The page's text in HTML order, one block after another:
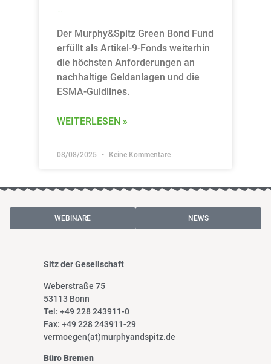
Der Murphy&Spitz Green Bond Fund
erfüllt als Artikel-9-Fonds weiterhin
die höchsten Anforderungen an
nachhaltige Geldanlagen und die
ESMA-Guidlines.
WEITERLESEN »
08/08/2025 Keine Kommentare
WEBINARE NEWS
Sitz der Gesellschaft
Weberstraße 75
53113 Bonn
Tel: +49 228 243911-0
Fax: +49 228 243911-29
vermoegen(at)murphyandspitz.de
Büro Bremen